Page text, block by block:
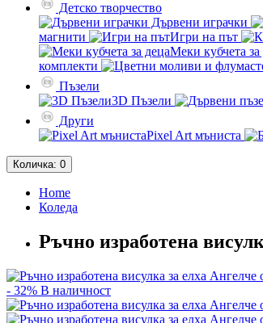
Детско творчество
Дървени играчки
магнити
Игри на път
Меки кубчета за
комплекти
Пъзели
3D Пъзели
Други
Pixel Art мъниста
Количка: 0
Home
Коледа
Ръчно изработена
- 32% В наличност